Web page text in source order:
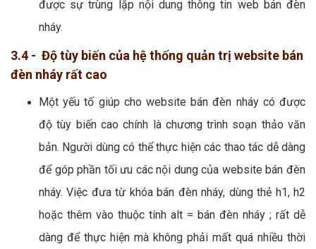
được sự trùng lặp nội dung thông tin web bán đèn
nháy.
3.4 - Độ tùy biến của hệ thống quản trị website bán
đèn nháy rất cao
Một yếu tố giúp cho website bán đèn nháy có được
độ tùy biến cao chính là chương trình soạn thảo văn
bản. Người dùng có thể thực hiện các thao tác dễ dàng
để góp phần tối ưu các nội dung của website bán đèn
nháy. Việc đưa từ khóa bán đèn nháy, dùng thẻ h1, h2
hoặc thêm vào thuộc tính alt = bán đèn nháy ; rất dễ
dàng để thực hiện mà không phải mất quá nhiều thời